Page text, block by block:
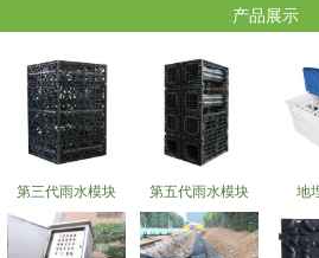
产品展示
第三代雨水模块 第五代雨水模块 地